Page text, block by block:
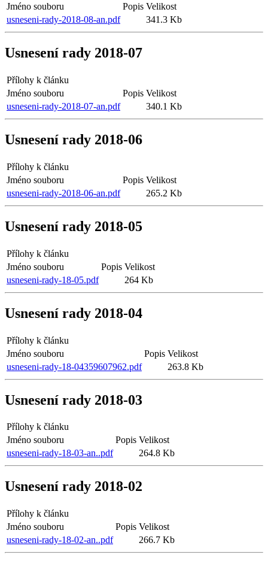
Jméno souboru
Popis Velikost
usneseni-rady-2018-08-an.pdf
341.3 Kb
Usnesení rady 2018-07
Přílohy k článku
Jméno souboru
Popis Velikost
usneseni-rady-2018-07-an.pdf
340.1 Kb
Usnesení rady 2018-06
Přílohy k článku
Jméno souboru
Popis Velikost
usneseni-rady-2018-06-an.pdf
265.2 Kb
Usnesení rady 2018-05
Přílohy k článku
Jméno souboru
Popis Velikost
usneseni-rady-18-05.pdf
264 Kb
Usnesení rady 2018-04
Přílohy k článku
Jméno souboru
Popis Velikost
usneseni-rady-18-04359607962.pdf
263.8 Kb
Usnesení rady 2018-03
Přílohy k článku
Jméno souboru
Popis Velikost
usneseni-rady-18-03-an..pdf
264.8 Kb
Usnesení rady 2018-02
Přílohy k článku
Jméno souboru
Popis Velikost
usneseni-rady-18-02-an..pdf
266.7 Kb